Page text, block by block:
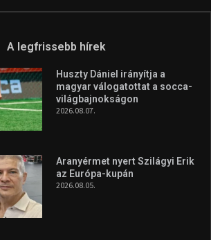
A legfrissebb hírek
Huszty Dániel irányítja a
magyar válogatottat a socca-
világbajnokságon
2026.08.07.
Aranyérmet nyert Szilágyi Erik
az Európa-kupán
2026.08.05.